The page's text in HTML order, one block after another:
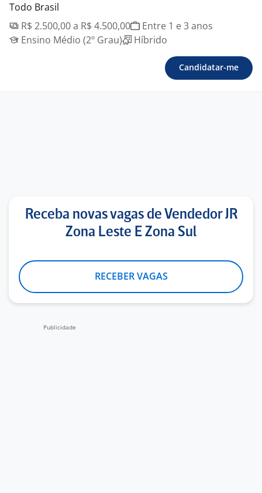
Todo Brasil
R$ 2.500,00 a R$ 4.500,00
Entre 1 e 3 anos
Ensino Médio (2º Grau)
Híbrido
Candidatar-me
Receba novas vagas de Vendedor JR
Zona Leste E Zona Sul
RECEBER VAGAS